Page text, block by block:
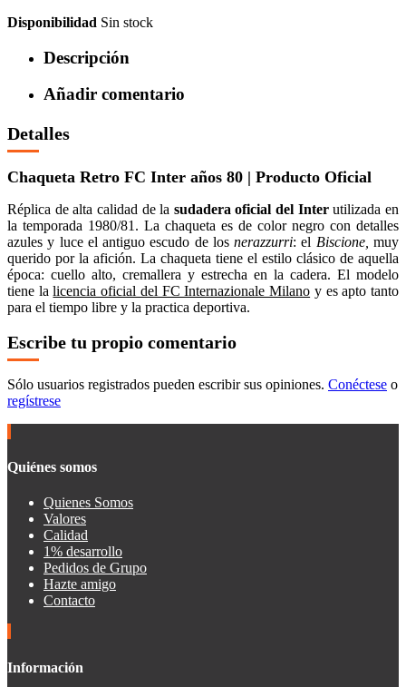
Disponibilidad Sin stock
Descripción
Añadir comentario
Detalles
Chaqueta Retro FC Inter años 80 | Producto Oficial
Réplica de alta calidad de la sudadera oficial del Interutilizada en
la temporada 1980/81. La chaqueta es de color negro con detalles
azules y luce el antiguo escudo de losnerazzurri: el Biscione, muy
querido por la afición. La chaqueta tiene el estilo clásico de aquella
época: cuello alto, cremallera y estrecha en la cadera. El modelo
tiene lalicencia oficial del FC Internazionale Milano y es apto tanto
para el tiempo libre y la practica deportiva.
Escribe tu propio comentario
Sólo usuarios registrados pueden escribir sus opiniones. Conéctese o
regístrese
Quiénes somos
Quienes Somos
Valores
Calidad
1% desarrollo
Pedidos de Grupo
Hazte amigo
Contacto
Información